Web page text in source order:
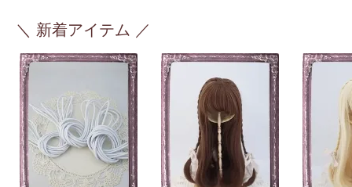
[ 6インチ ]
[ 9インチ ]
・ シャギーミディ * 1カラー入荷
*** 2026年6月12日 ***
【再入荷】
下記ウィッグを入荷いたしました♪
＼ 新着アイテム ／